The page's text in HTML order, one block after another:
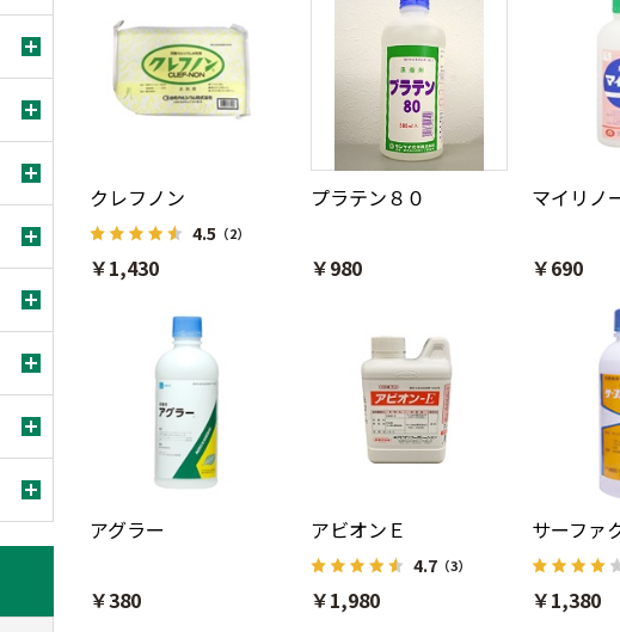
クレフノン
4.5 （2）
￥1,430
プラテン８０
￥980
マイリノ
￥690
アグラー
￥380
アビオンＥ
4.7 （3）
￥1,980
サーファ
￥1,380